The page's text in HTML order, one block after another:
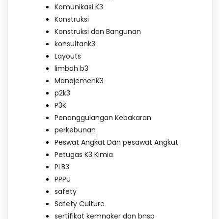
Komunikasi K3
Konstruksi
Konstruksi dan Bangunan
konsultank3
Layouts
limbah b3
ManajemenK3
p2k3
P3K
Penanggulangan Kebakaran
perkebunan
Peswat Angkat Dan pesawat Angkut
Petugas K3 Kimia
PLB3
PPPU
safety
Safety Culture
sertifikat kemnaker dan bnsp